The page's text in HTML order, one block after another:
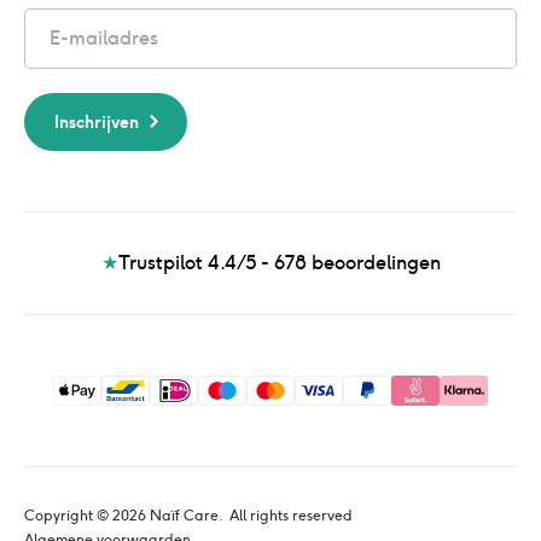
Email
Inschrijven
★Trustpilot 4.4/5 - 678 beoordelingen
Copyright © 2026 Naïf Care. All rights reserved